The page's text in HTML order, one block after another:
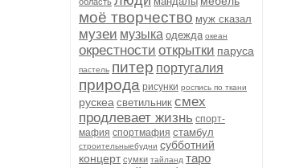
моё творчество муж сказал
музеи музыка одежда океан
окрестности открытки паруса
пастель питер португалия
природа рисунки роспись по ткани
рускеа светильник смех
продлевает жизнь спорт-
мафия спортмафия стамбул
строительныебудни субботний
концерт сумки тайланд таро